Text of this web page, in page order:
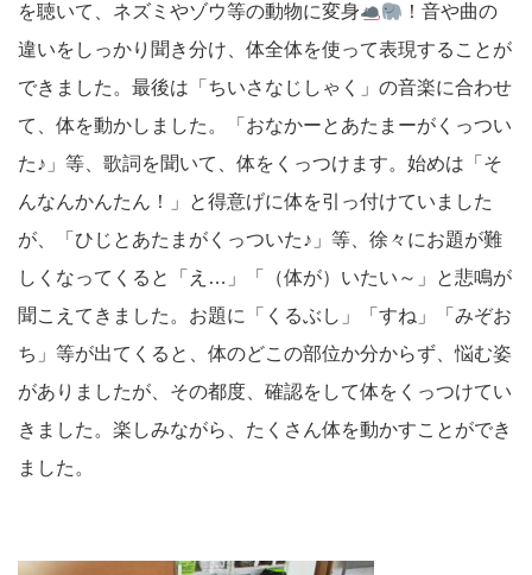
を聴いて、ネズミやゾウ等の動物に変身
！音や曲の
違いをしっかり聞き分け、体全体を使って表現することが
できました。最後は「ちいさなじしゃく」の音楽に合わせ
て、体を動かしました。「おなかーとあたまーがくっつい
た♪」等、歌詞を聞いて、体をくっつけます。始めは「そ
んなんかんたん！」と得意げに体を引っ付けていました
が、「ひじとあたまがくっついた♪」等、徐々にお題が難
しくなってくると「え…」「（体が）いたい～」と悲鳴が
聞こえてきました。お題に「くるぶし」「すね」「みぞお
ち」等が出てくると、体のどこの部位か分からず、悩む姿
がありましたが、その都度、確認をして体をくっつけてい
きました。楽しみながら、たくさん体を動かすことができ
ました。